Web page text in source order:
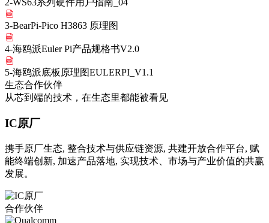
2-WS63系列硬件用户指南_04
3-BearPi-Pico H3863 原理图
4-海鸥派Euler Pi产品规格书V2.0
5-海鸥派底板原理图EULERPI_V1.1
生态合作伙伴
从芯到端的技术，在生态里都能被看见
IC原厂
携手原厂生态, 整合技术与供应链资源, 共建开放合作平台, 赋
能终端创新, 加速产品落地, 实现技术、市场与产业价值的共赢
发展。
合作伙伴